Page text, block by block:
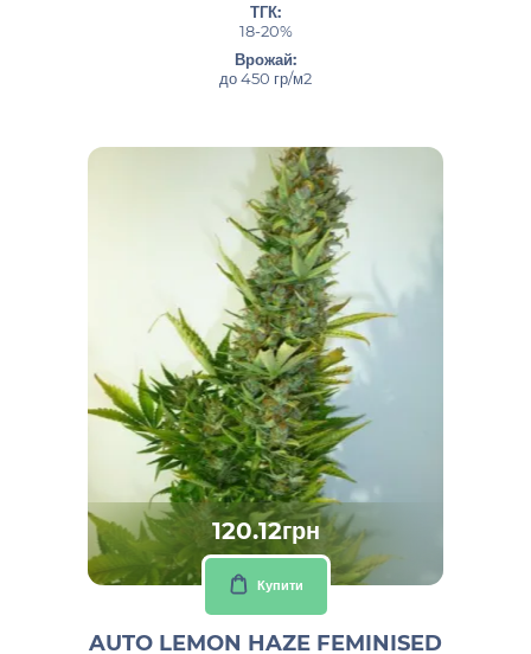
ТГК:
18-20%
Врожай:
до 450 гр/м2
120.12грн
Купити
AUTO LEMON HAZE FEMINISED